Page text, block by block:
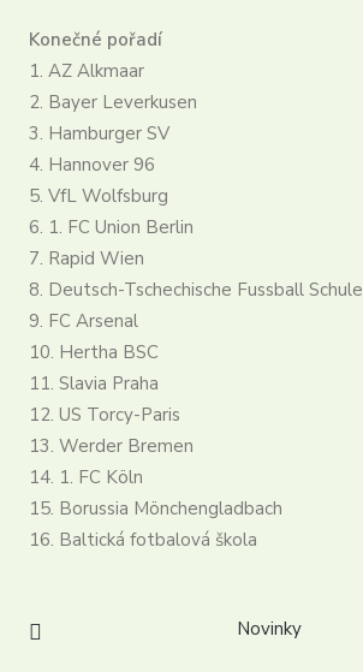
Konečné pořadí
1. AZ Alkmaar
2. Bayer Leverkusen
3. Hamburger SV
4. Hannover 96
5. VfL Wolfsburg
6. 1. FC Union Berlin
7. Rapid Wien
8. Deutsch-Tschechische Fussball Schule
9. FC Arsenal
10. Hertha BSC
11. Slavia Praha
12. US Torcy-Paris
13. Werder Bremen
14. 1. FC Köln
15. Borussia Mönchengladbach
16. Baltická fotbalová škola
Novinky